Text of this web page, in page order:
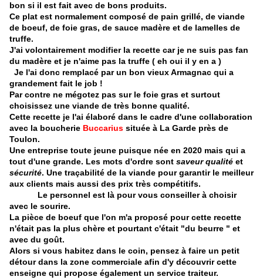
bon si il est fait avec de bons produits.
Ce plat est normalement composé de pain grillé, de viande
de boeuf, de foie gras, de sauce madère et de lamelles de
truffe.
J'ai volontairement modifier la recette car je ne suis pas fan
du madère et je n'aime pas la truffe ( eh oui il y en a )
Je l'ai donc remplacé par un bon vieux Armagnac qui a
grandement fait le job !
Par contre ne mégotez pas sur le foie gras et surtout
choisissez une viande de très bonne qualité.
Cette recette je l'ai élaboré dans le cadre d'une collaboration
avec la boucherie Buccarius située à La Garde près de
Toulon.
Une entreprise toute jeune puisque née en 2020 mais qui a
tout d'une grande. Les mots d'ordre sont saveur qualité et
sécurité. Une traçabilité de la viande pour garantir le meilleur
aux clients mais aussi des prix très compétitifs.
Le personnel est là pour vous conseiller à choisir
avec le sourire.
La pièce de boeuf que l'on m'a proposé pour cette recette
n'était pas la plus chère et pourtant c'était "du beurre " et
avec du goût.
Alors si vous habitez dans le coin, pensez à faire un petit
détour dans la zone commerciale afin d'y découvrir cette
enseigne qui propose également un service traiteur.